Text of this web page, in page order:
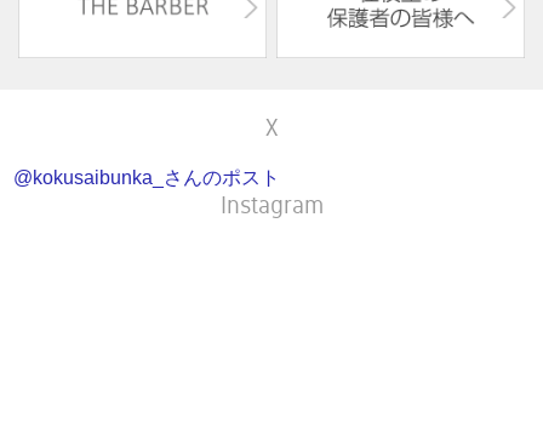
X
@kokusaibunka_さんのポスト
Instagram